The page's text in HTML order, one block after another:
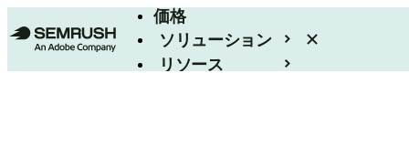
価格
ソリューション
リソース